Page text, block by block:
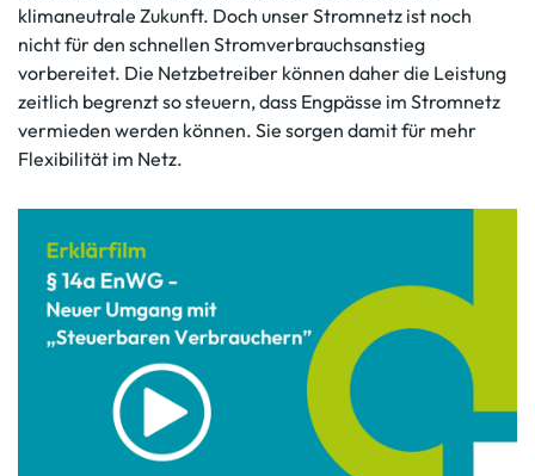
klimaneutrale Zukunft. Doch unser Stromnetz ist noch
nicht für den schnellen Stromverbrauchsanstieg
vorbereitet. Die Netzbetreiber können daher die Leistung
zeitlich begrenzt so steuern, dass Engpässe im Stromnetz
vermieden werden können. Sie sorgen damit für mehr
Flexibilität im Netz.